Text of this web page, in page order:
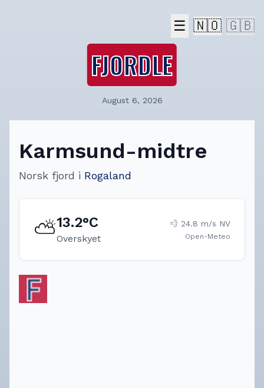
☰ 🇳🇴 🇬🇧
FJORDLE
August 6, 2026
Karmsund-midtre
Norsk fjord i Rogaland
⛅13.2°C
Overskyet
💨 24.8 m/s NV
Open-Meteo